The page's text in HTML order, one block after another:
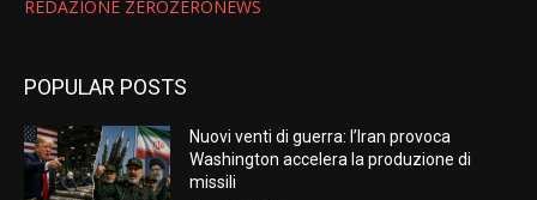
REDAZIONE ZEROZERONEWS
POPULAR POSTS
Nuovi venti di guerra: l’Iran provoca
Washington accelera la produzione di
missili